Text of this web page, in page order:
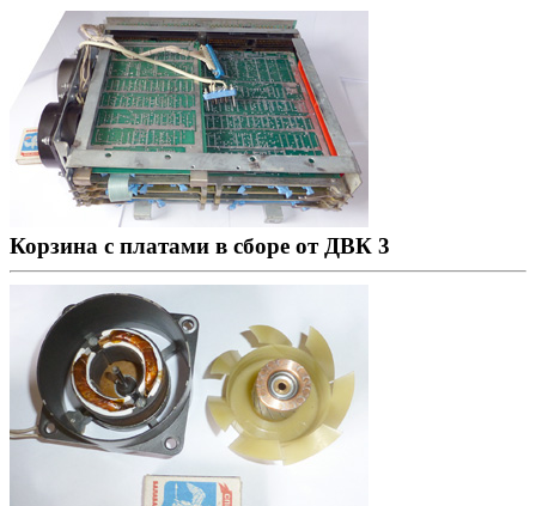
Корзина с платами в сборе от ДВК 3